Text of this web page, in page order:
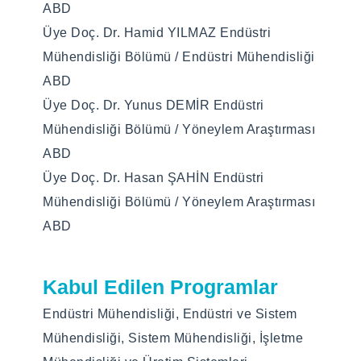
alabilmektedir. Ayrıca, bankacılık ve finans,
farklı sektörlerde sistem analisti, proje
yöneticisi, danışman, planlama uzmanı,
süreç geliştirme uzmanı gibi pozisyonlarda
çalışma olanağı bulunmaktadır. Akademik
alabilirken; uygulamaya dönük kariyer
hedefleyenler ulusal ve uluslararası
şirketlerde orta ve üst düzey yönetim
(Varsa) Alan Dışı Kabul
Edilen Programlar
Tıp Fakültesi lisans derecesine sahip olmak,
Bilgisayar Mühendisliği, Mekatronik
Mühendisliği, Elektrik Elektronik
Mühendisliği, Makine Mühendisliği, İşletme,
Yönetim Bilişim Sistemleri, Matematik
bölümlerinin birinden lisans derecesine
sahip olmak. (Not: Bilimsel hazırlık programı
uygulanacaktır)
ABD
Üye Doç. Dr. Hamid YILMAZ Endüstri
Mühendisliği Bölümü / Endüstri Mühendisliği
ABD
Üye Doç. Dr. Yunus DEMİR Endüstri
Mühendisliği Bölümü / Yöneylem Araştırması
ABD
Üye Doç. Dr. Hasan ŞAHİN Endüstri
Mühendisliği Bölümü / Yöneylem Araştırması
ABD
Kabul Edilen Programlar
Endüstri Mühendisliği, Endüstri ve Sistem
Mühendisliği, Sistem Mühendisliği, İşletme